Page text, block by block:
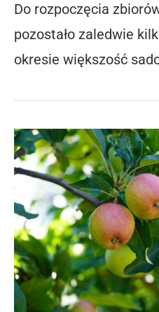
Do rozpoczęcia
pozostało zaledwie
okresie większość